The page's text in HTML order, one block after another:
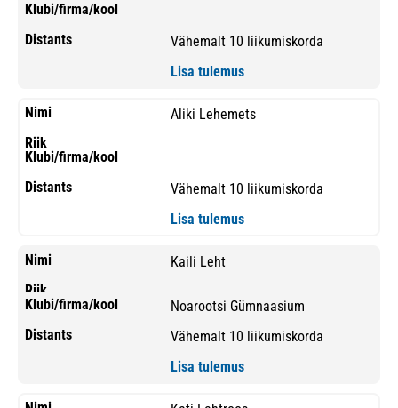
Vähemalt 10 liikumiskorda
Lisa tulemus
Aliki Lehemets
Vähemalt 10 liikumiskorda
Lisa tulemus
Kaili Leht
Noarootsi Gümnaasium
Vähemalt 10 liikumiskorda
Lisa tulemus